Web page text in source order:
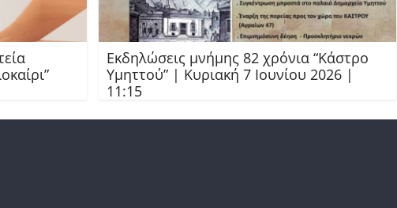
Εκδηλώσεις μνήμης 82 χρόνια “Κάστρο
Υμηττού” | Κυριακή 7 Ιουνίου 2026 |
11:15